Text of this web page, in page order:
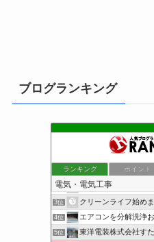
ブログランキング
ランキング ポイント
小さな引越し屋と電
2位 装置電気制御屋の・・
3位 クリーンライフ始め
4位 エアコンを分解洗浄お
5位 東洋電装株式会社す